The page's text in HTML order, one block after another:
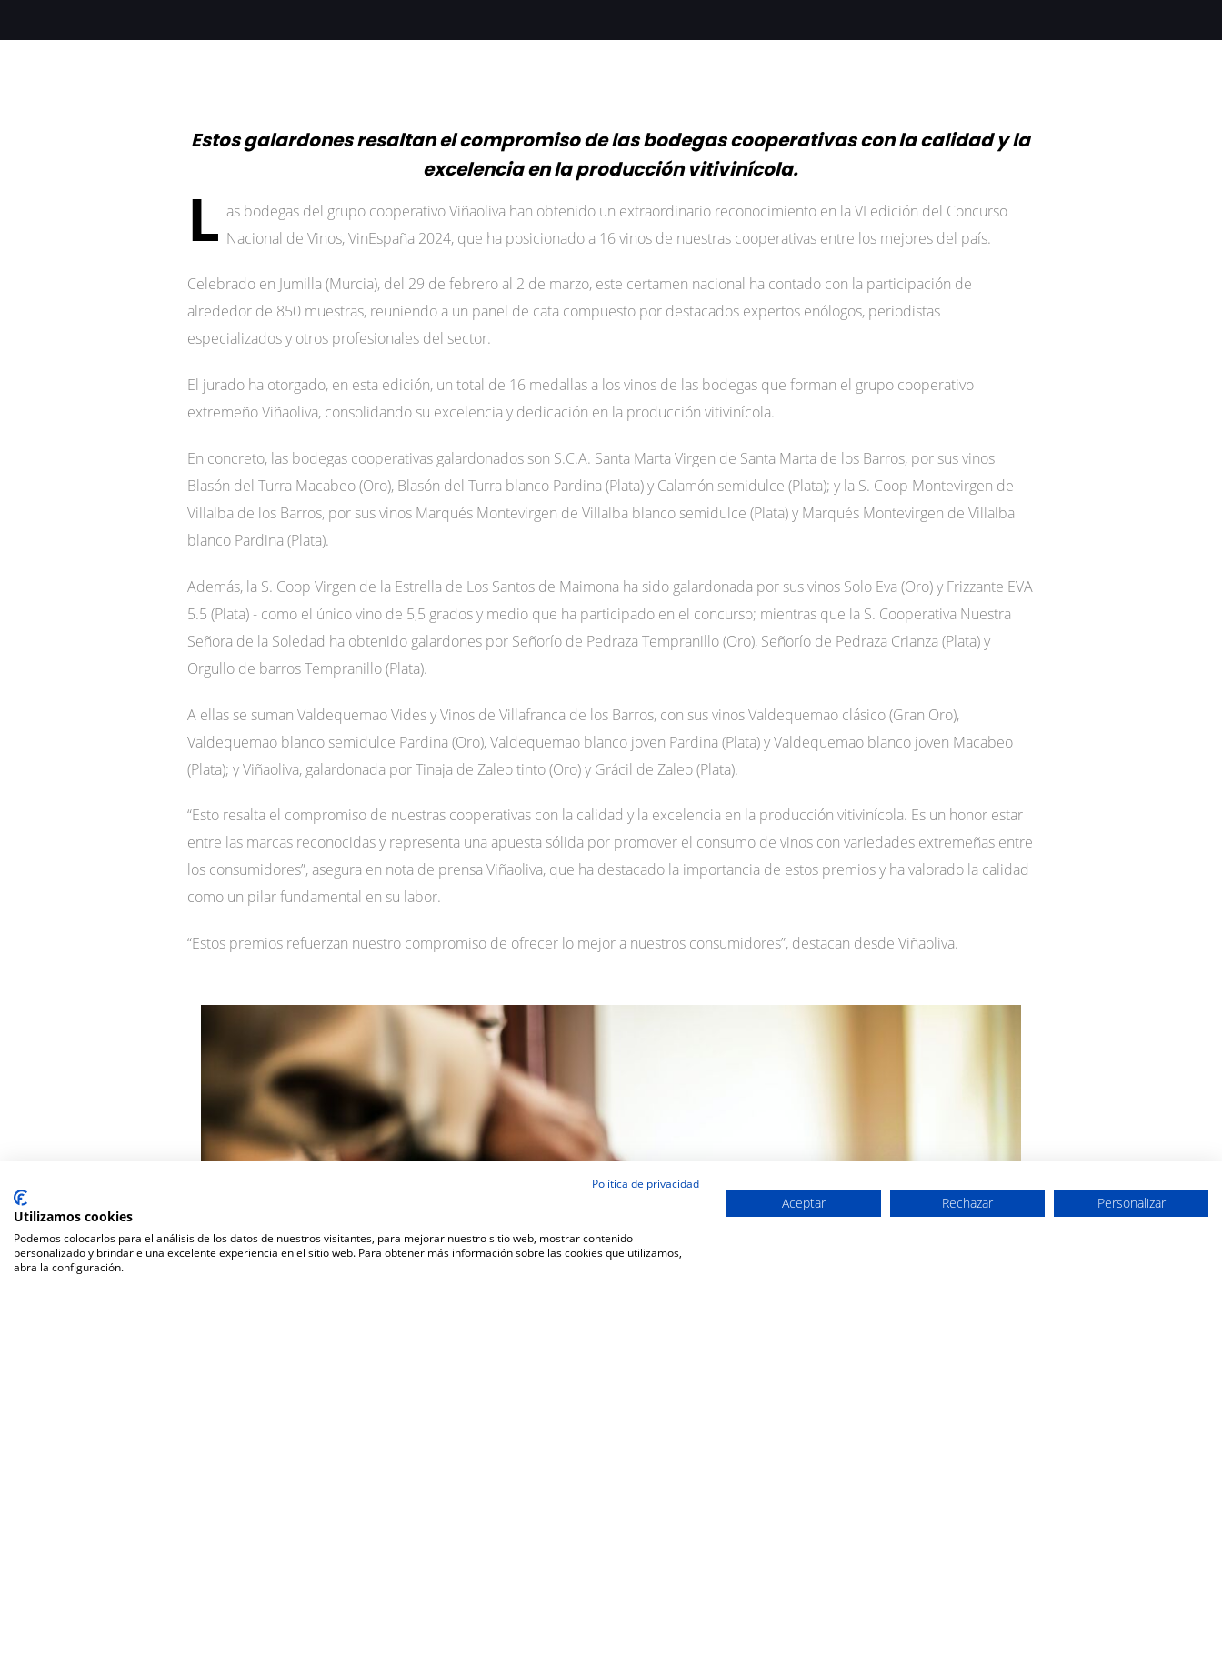
Estos galardones resaltan el compromiso de las bodegas cooperativas con la calidad y la
excelencia en la producción vitivinícola.
L as bodegas del grupo cooperativo Viñaoliva han obtenido un extraordinario reconocimiento en la VI edición del Concurso
Nacional de Vinos, VinEspaña 2024, que ha posicionado a 16 vinos de nuestras cooperativas entre los mejores del país.
Celebrado en Jumilla (Murcia), del 29 de febrero al 2 de marzo, este certamen nacional ha contado con la participación de
alrededor de 850 muestras, reuniendo a un panel de cata compuesto por destacados expertos enólogos, periodistas
especializados y otros profesionales del sector.
El jurado ha otorgado, en esta edición, un total de 16 medallas a los vinos de las bodegas que forman el grupo cooperativo
extremeño Viñaoliva, consolidando su excelencia y dedicación en la producción vitivinícola.
En concreto, las bodegas cooperativas galardonados son S.C.A. Santa Marta Virgen de Santa Marta de los Barros, por sus vinos
Blasón del Turra Macabeo (Oro), Blasón del Turra blanco Pardina (Plata) y Calamón semidulce (Plata); y la S. Coop Montevirgen de
Villalba de los Barros, por sus vinos Marqués Montevirgen de Villalba blanco semidulce (Plata) y Marqués Montevirgen de Villalba
blanco Pardina (Plata).
Además, la S. Coop Virgen de la Estrella de Los Santos de Maimona ha sido galardonada por sus vinos Solo Eva (Oro) y Frizzante EVA
5.5 (Plata) - como el único vino de 5,5 grados y medio que ha participado en el concurso; mientras que la S. Cooperativa Nuestra
Señora de la Soledad ha obtenido galardones por Señorío de Pedraza Tempranillo (Oro), Señorío de Pedraza Crianza (Plata) y
Orgullo de barros Tempranillo (Plata).
A ellas se suman Valdequemao Vides y Vinos de Villafranca de los Barros, con sus vinos Valdequemao clásico (Gran Oro),
Valdequemao blanco semidulce Pardina (Oro), Valdequemao blanco joven Pardina (Plata) y Valdequemao blanco joven Macabeo
(Plata); y Viñaoliva, galardonada por Tinaja de Zaleo tinto (Oro) y Grácil de Zaleo (Plata).
“Esto resalta el compromiso de nuestras cooperativas con la calidad y la excelencia en la producción vitivinícola. Es un honor estar
entre las marcas reconocidas y representa una apuesta sólida por promover el consumo de vinos con variedades extremeñas entre
los consumidores”, asegura en nota de prensa Viñaoliva, que ha destacado la importancia de estos premios y ha valorado la calidad
como un pilar fundamental en su labor.
“Estos premios refuerzan nuestro compromiso de ofrecer lo mejor a nuestros consumidores”, destacan desde Viñaoliva.
Política de privacidad
Utilizamos cookies
Podemos colocarlos para el análisis de los datos de nuestros visitantes, para mejorar nuestro sitio web, mostrar contenido
personalizado y brindarle una excelente experiencia en el sitio web. Para obtener más información sobre las cookies que utilizamos,
abra la configuración.
Aceptar Rechazar Personalizar